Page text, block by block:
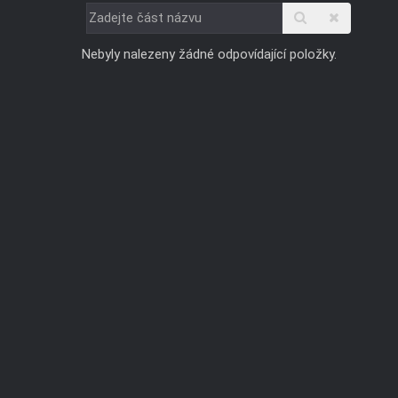
Zadejte
část
názvu
Nebyly nalezeny žádné odpovídající položky.